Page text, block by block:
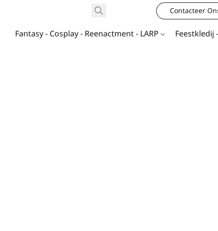
Contacteer
Fantasy - Cosplay - Reenactment - LARP Feestkledij